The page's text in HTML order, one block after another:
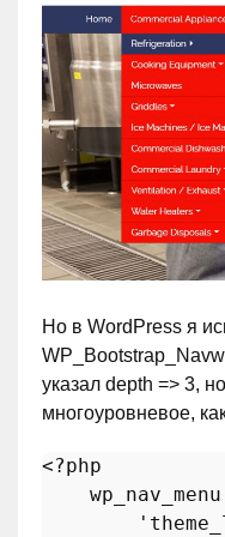
Но в WordPress я
указал depth => 3,
многоуровневое,
<?php
wp_nav_menu